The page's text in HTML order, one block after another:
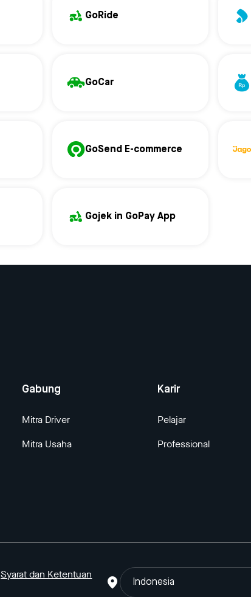
GoRide
GoCar
GoSend E-commerce
Gojek in GoPay App
Gabung
Mitra Driver
Mitra Usaha
Karir
Pelajar
Professional
Syarat dan Ketentuan
Indonesia